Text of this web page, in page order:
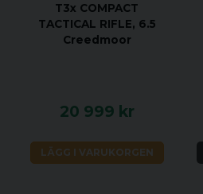
T3x COMPACT
TACTICAL RIFLE, 6.5
Creedmoor
20 999 kr
LÄGG I VARUKORGEN